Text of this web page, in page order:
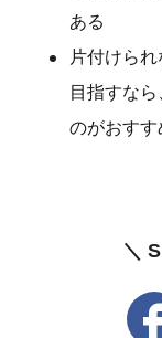
ある
片付けら
目指すな
のがおすす
＼